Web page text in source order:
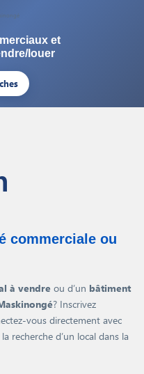
et
louer
commerciale ou
à vendre ou d’un bâtiment
? Inscrivez
vous directement avec
recherche d’un local dans la